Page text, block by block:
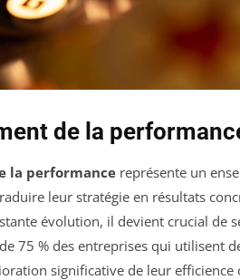
de la
la performance représente un
leur stratégie en résultats
évolution, il devient crucial de
75 % des entreprises qui utilisent
significative de leur